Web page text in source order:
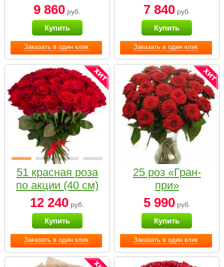
Заказать в один клик
9 860 руб.
Купить
Заказать в один клик
7 840руб.
Купить
Заказать в один клик
51 красная роза
по акции (40 см)
12 240 руб.
Купить
Заказать в один клик
25 роз «Гран-
при»
5 990руб.
Купить